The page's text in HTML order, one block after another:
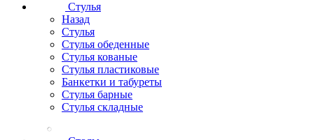
Стулья
Назад
Стулья
Стулья обеденные
Стулья кованые
Стулья пластиковые
Банкетки и табуреты
Стулья барные
Стулья складные